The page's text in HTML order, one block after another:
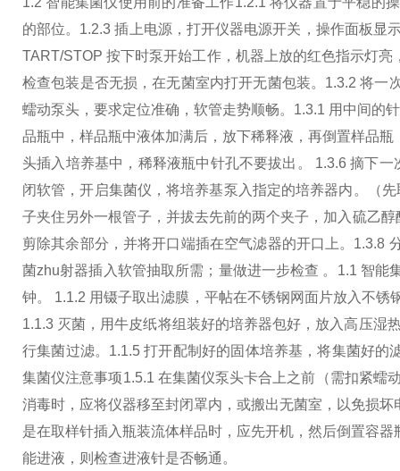
的部位。 1.2.3 插上电源，打开仪器电源开关，操作面板显
TART/STOP 按下时泵开始工作，机器上放的红色指示灯
检查包装是否无损，在无菌室内打开无菌包装。 1.3.2 将一
蠕动泵头，要求定位准确，软管走势顺畅。 1.3.1 用中间的
品瓶中，样品瓶中液体加满后，放下稀释液，再倒置样品
头插入培养基中，稀释液瓶中针孔不要拔出。 1.3.6 摘下
闭软管，开启集菌仪，将培养基泵入指定的培养器内。（
子夹住另外一根管子，并拔去先前的两个夹子，加入硫乙
剪除其余部分，并将开口端插在空气滤器的开口上。 1.3.8
菌zhu射器插入软管抽取所需；量做进一步检查 。 1.1 智能
钟。 1.1.2 用镊子取出滤膜，平帖在不锈钢网面片放入不
1.1.3 灭菌，用牛皮纸将组装好的培养器包好，放入高压湿
行集菌过滤。 1.1.5 打开配制好的固体培养基，将集菌好的
集菌仪注意事项1.5.1 在集菌仪泵头卡合上之前（需扣紧蠕
消毒时，应将仪器移至封闭罩内，或搬出无菌室，以免损坏
是在取样针插入瓶装流体样品时，应先开机，然后倒置容器
能进液，则检查进液针是否畅通。